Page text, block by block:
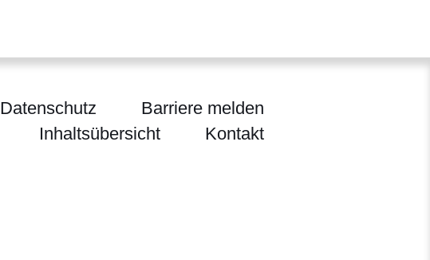
Datenschutz
Barriere melden
Inhaltsübersicht
Kontakt